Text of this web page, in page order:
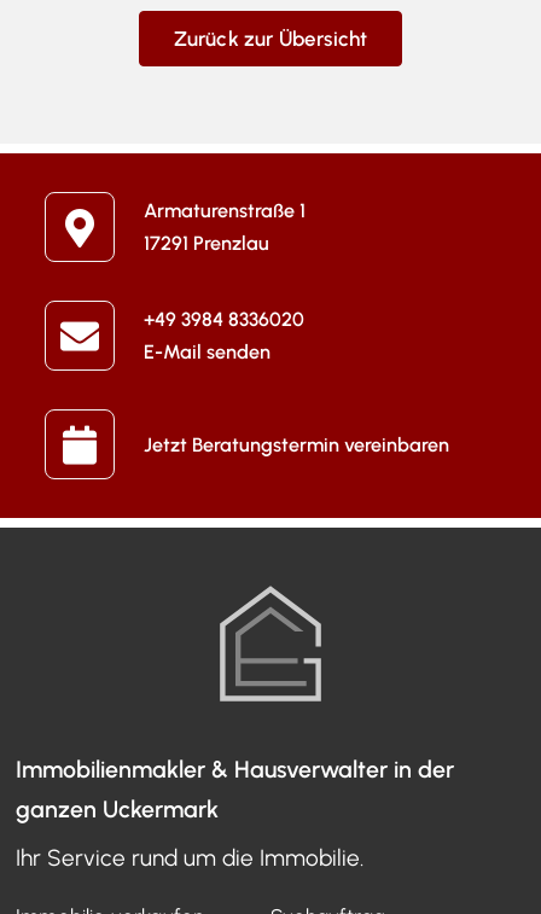
Zurück zur Übersicht
Armaturenstraße 1
17291 Prenzlau
+49 3984 8336020
E-Mail senden
Jetzt Beratungstermin vereinbaren
Immobilienmakler & Hausverwalter in der
ganzen Uckermark
Ihr Service rund um die Immobilie.